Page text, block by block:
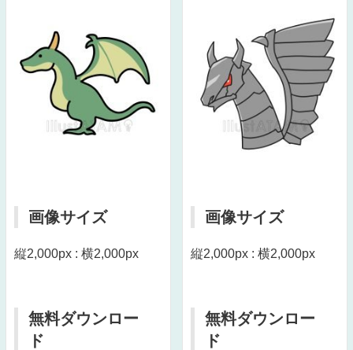
画像サイズ
縦2,000px : 横2,000px
無料ダウンロー
ド
画像サイズ
縦2,000px : 横2,000px
無料ダウンロー
ド